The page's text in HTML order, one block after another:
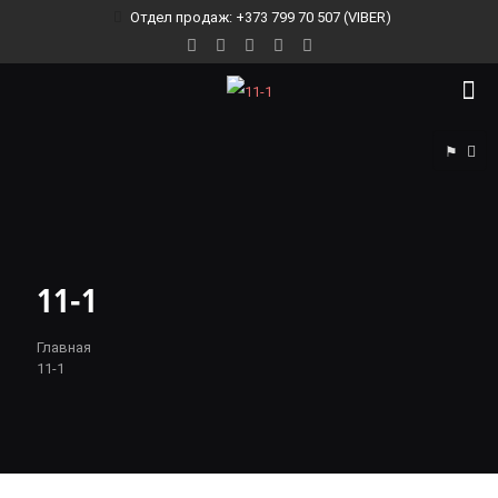
Отдел продаж: +373 799 70 507 (VIBER)
⚑
11-1
Главная
11-1